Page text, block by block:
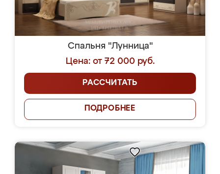
Спальня "Лунница"
Цена: от 72 000 руб.
РАССЧИТАТЬ
ПОДРОБНЕЕ